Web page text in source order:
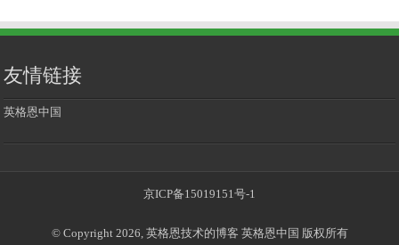
友情链接
英格恩中国
京ICP备15019151号-1
© Copyright 2026, 英格恩技术的博客 英格恩中国 版权所有